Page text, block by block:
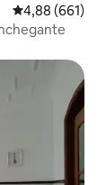
4,88 de uma
4,88 (661)